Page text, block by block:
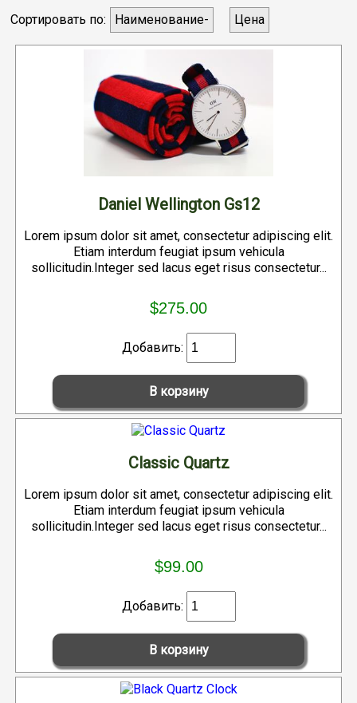
Сортировать по: Наименование- Цена
Daniel Wellington Gs12
Lorem ipsum dolor sit amet, consectetur adipiscing elit.
Etiam interdum feugiat ipsum vehicula
sollicitudin.Integer sed lacus eget risus consectetur...
$275.00
Добавить:
Classic Quartz
Lorem ipsum dolor sit amet, consectetur adipiscing elit.
Etiam interdum feugiat ipsum vehicula
sollicitudin.Integer sed lacus eget risus consectetur...
$99.00
Добавить: